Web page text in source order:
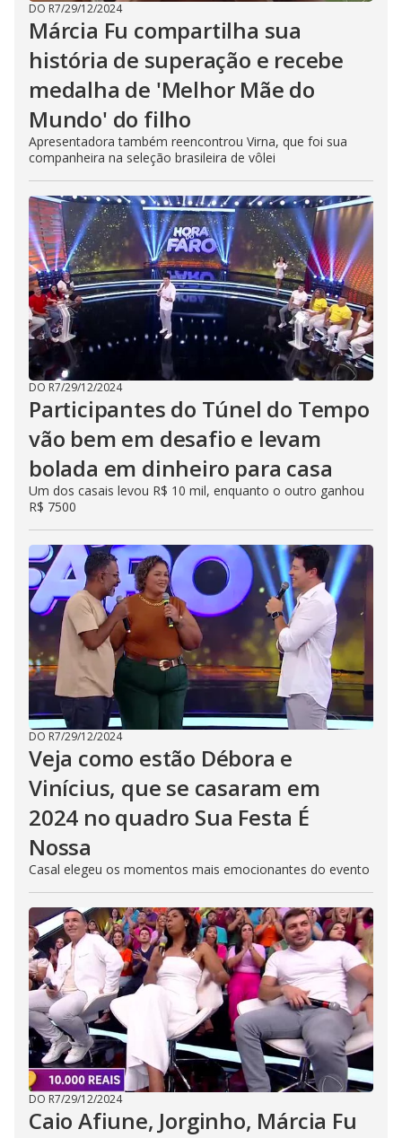
DO R7/29/12/2024
Márcia Fu compartilha sua
história de superação e recebe
medalha de 'Melhor Mãe do
Mundo' do filho
Apresentadora também reencontrou Virna, que foi sua
companheira na seleção brasileira de vôlei
DO R7/29/12/2024
Participantes do Túnel do Tempo
vão bem em desafio e levam
bolada em dinheiro para casa
Um dos casais levou R$ 10 mil, enquanto o outro ganhou
R$ 7500
DO R7/29/12/2024
Veja como estão Débora e
Vinícius, que se casaram em
2024 no quadro Sua Festa É
Nossa
Casal elegeu os momentos mais emocionantes do evento
DO R7/29/12/2024
Caio Afiune, Jorginho, Márcia Fu